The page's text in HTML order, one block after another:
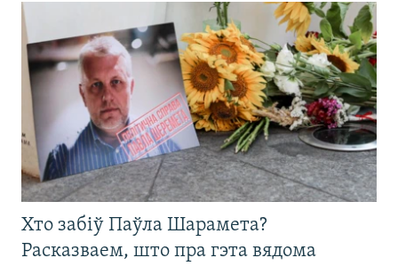
Хто забіў Паўла Шарамета?
Расказваем, што пра гэта вядома